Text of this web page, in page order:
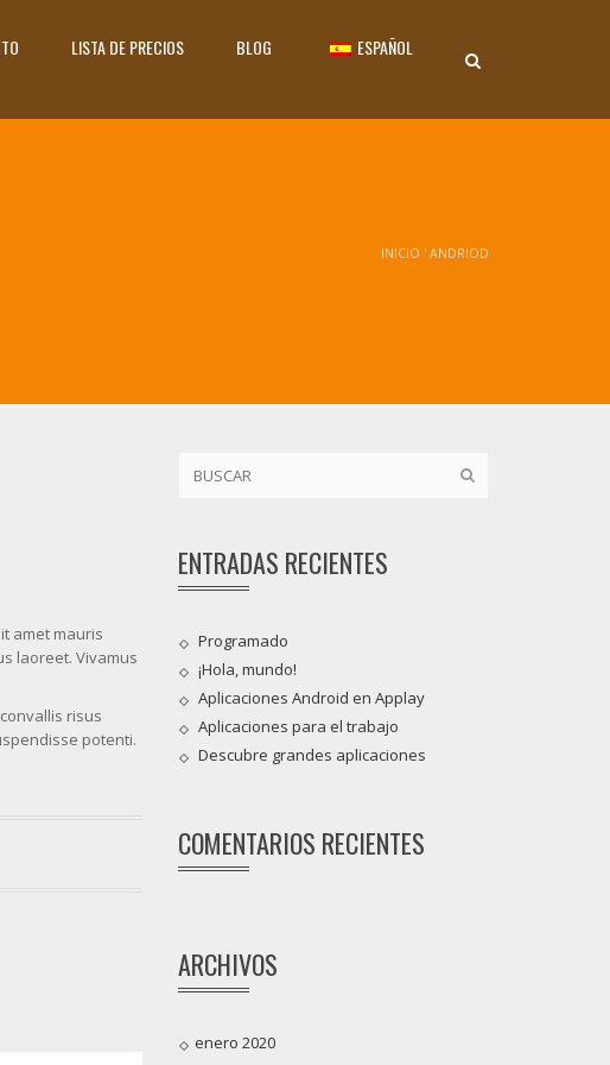
LISTA DE PRECIOS BLOG ESPAÑOL
INICIO ' ANDRIOD
amet mauris
laoreet. Vivamus
risus
potenti.
ENTRADAS RECIENTES
Programado
¡Hola, mundo!
Aplicaciones Android en Applay
Aplicaciones para el trabajo
Descubre grandes aplicaciones
COMENTARIOS RECIENTES
ARCHIVOS
enero 2020